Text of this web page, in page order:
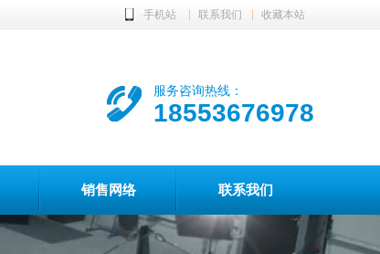
手机站 联系我们 收藏本站
服务咨询热线：
18553676978
销售网络 联系我们